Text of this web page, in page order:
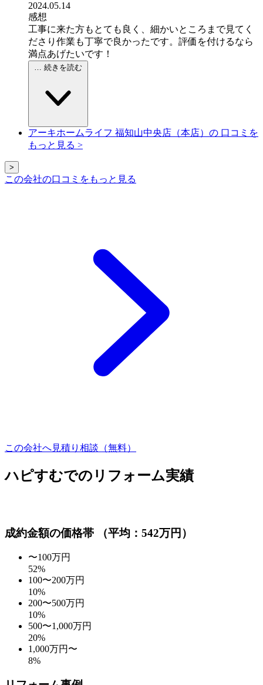
2024.05.14
感想
工事に来た方もとても良く、細かいところまで見てく
ださり作業も丁寧で良かったです。評価を付けるなら
満点あげたいです！
… 続きを読む
アーキホームライフ 福知山中央店（本店）の 口コミを
もっと見る >
>
この会社の口コミをもっと見る
この会社へ見積り相談（無料）
ハピすむでのリフォーム実績
成約金額の価格帯 （平均：542万円）
〜100万円
52%
100〜200万円
10%
200〜500万円
10%
500〜1,000万円
20%
1,000万円〜
8%